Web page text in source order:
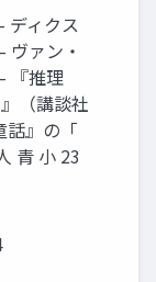
ディクス
ヴァン・
『推理
（講談社
話』の「
青 小 23